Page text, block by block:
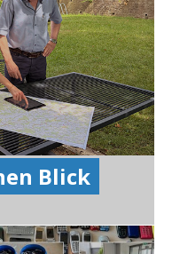
Blick